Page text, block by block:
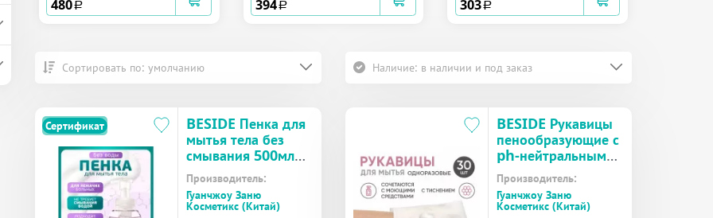
480a 394a 303a
Сортировать по: умолчанию Наличие: в наличии и под заказ
Сертификат
BESIDE Пенка для
мытья тела без
смывания 500мл
(28356) №1
Производитель:
Гуанчжоу Заню
Косметикс (Китай)
BESIDE Рукавицы
пенообразующие с
ph-нейтральным
гелем
двусторонние
(28935) №30
Производитель:
Гуанчжоу Заню
Косметикс (Китай)